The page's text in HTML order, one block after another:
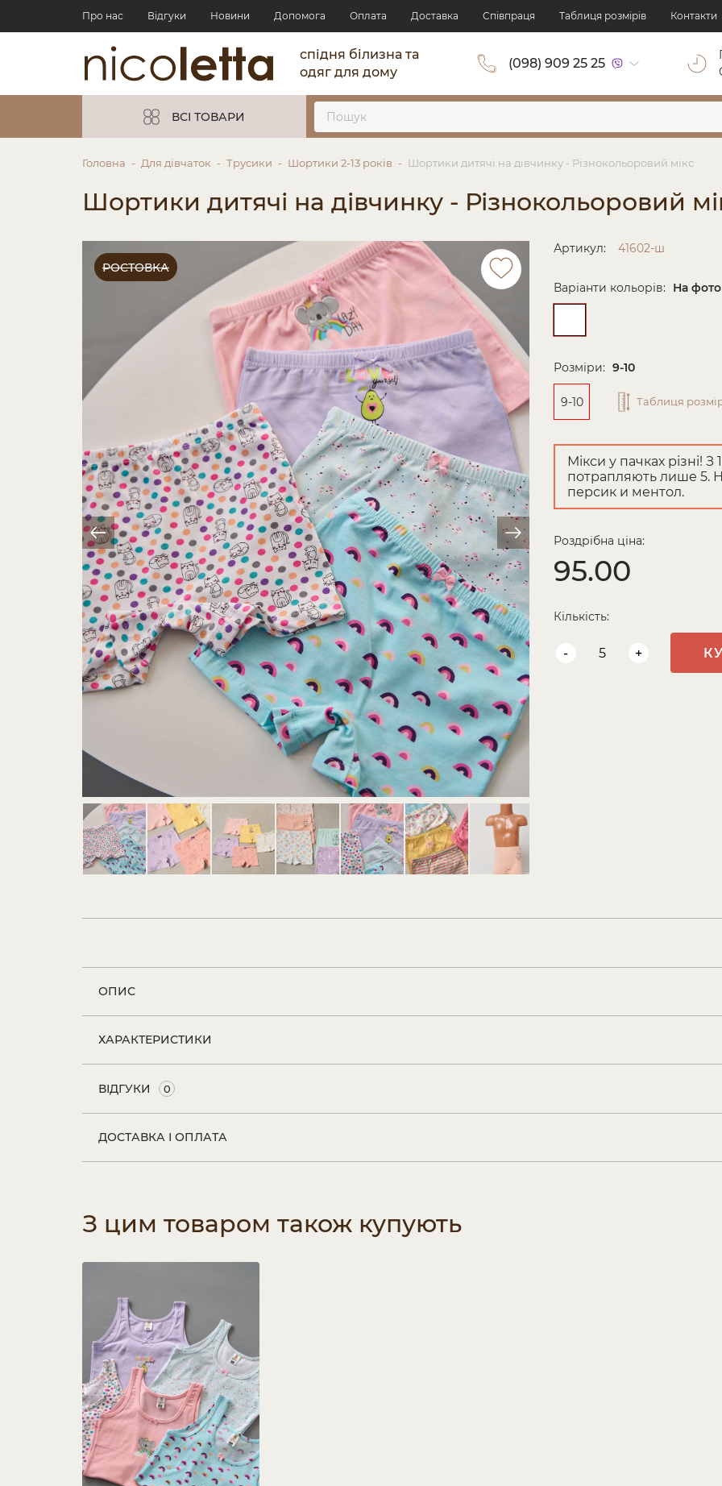
Про нас Відгуки Новини Допомога Оплата Доставка Cпівпраця Таблиця розмірів Контакти
спідня білизна та
одяг для дому
(098) 909 25 25
ВСІ ТОВАРИ
Головна Для дівчаток Трусики Шортики 2-13 років Шортики дитячі на дівчинку - Різнокольоровий мікс
Шортики дитячі на дівчинку - Різнокольоровий
РОСТОВКА
Артикул: 41602-ш
Варіанти кольорів: На фото
Розміри: 9-10
9-10 Таблиця
Мікси у пачках різні!
потрапляють лише 5.
персик и ментол.
Роздрібна ціна:
95.00
Кількість:
- +
ОПИС
ХАРАКТЕРИСТИКИ
ВІДГУКИ 0
ДОСТАВКА І ОПЛАТА
З цим товаром також купують